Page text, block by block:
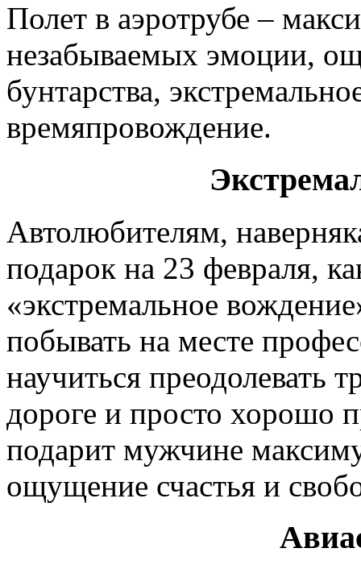
Полет в аэротрубе –
незабываемых эмоции,
бунтарства,
времяпровождение.
Автолюбителям,
подарок на 23 февраля,
«экстремальное
побывать на месте
научиться преодолевать
дороге и просто хорошо
подарит мужчине
ощущение счастья и